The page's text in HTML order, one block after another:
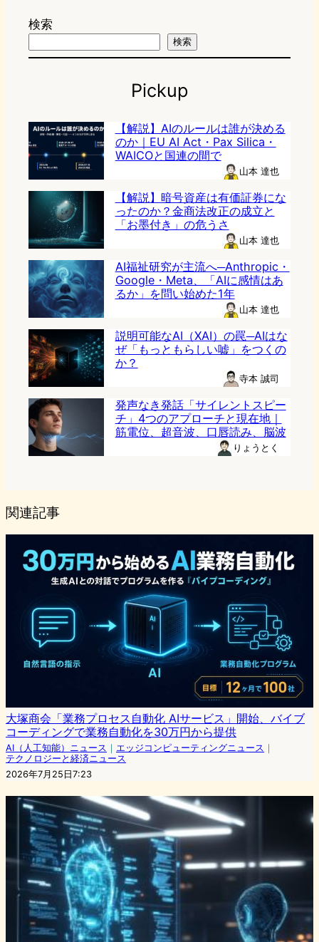
検索
検索
Pickup
【解説】AIのルールは誰が決める
のか｜EU AI Act・Pax Silica・
WAICOと国連の間で
山本 達也
【解説】暗号資産は有価証券にな
ったのか？金商法改正の成立と
「お墨付き」の危うさ
山本 達也
AI福祉研究が主流へ─Anthropic・
Google・Meta、「AIに感情はあ
るか」を問い始めた1年
山本 達也
説明可能なAI（XAI）の罠─AIはな
ぜ「もっともらしい嘘」をつくの
か？
寺本 誠司
発声なき発話「サイレントスピー
チ」4つのアプローチと現在地｜
筋電位、超音波、口唇読み、脳波
りょうとく
関連記事
大塚商会「業務プロセス自動化 AIサービス」開始、バイブ
コーディングで業務自動化を30万円から提供
AI（人工知能）ニュース ｜ エッジコンピューティングニュース ｜
テクノロジーと経済ニュース
2026年7月25日7:23